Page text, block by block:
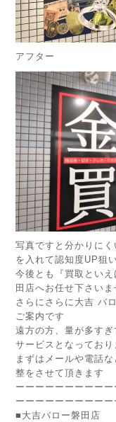
アフター
写真ですと分かりに
を入れて認知度UP狙
今後とも『買取とい
田店へお任せ下さいま
さらにさらに大吉 バ
ご案内です
遠方の方、量が多す
サービスとなっており
まずはメールや電話
整をさせて頂きます
ーーーーーーーーー
ーーーーーーーーー
■ 大吉バロー磐田店